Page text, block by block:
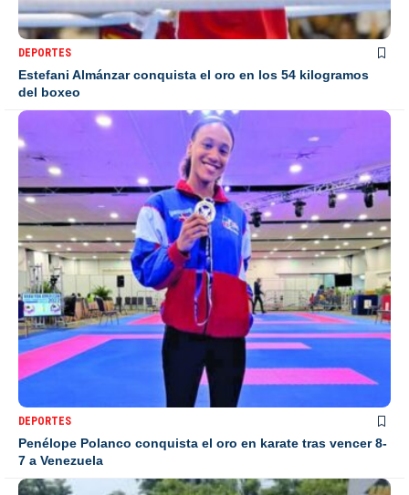
DEPORTES
Estefani Almánzar conquista el oro en los 54 kilogramos
del boxeo
DEPORTES
Penélope Polanco conquista el oro en karate tras vencer 8-
7 a Venezuela